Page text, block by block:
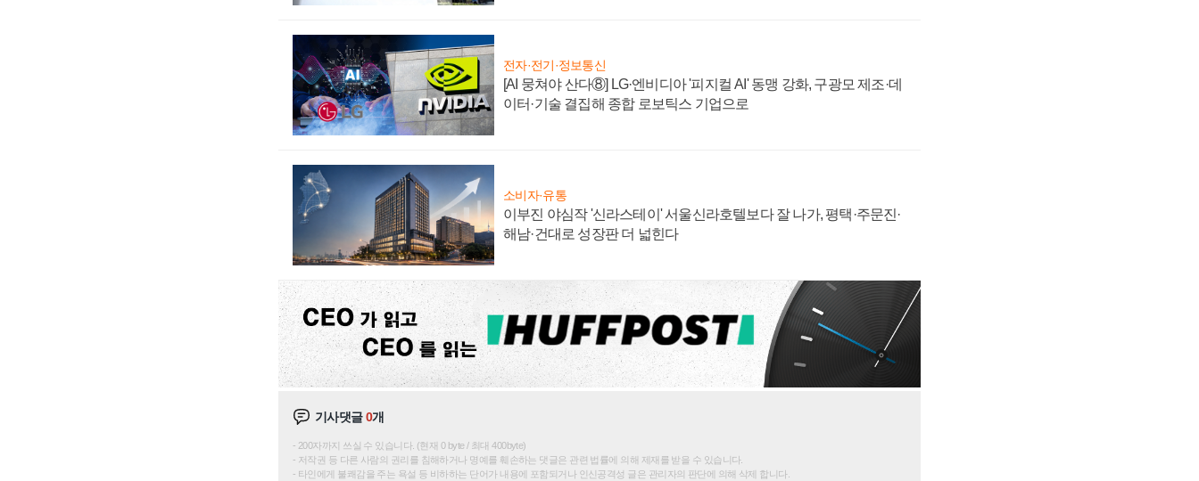
전자·전기·정보통신
[AI 뭉쳐야 산다⑧] LG·엔비디아 '피지컬 AI' 동맹 강화, 구광모 제조·데
이터·기술 결집해 종합 로보틱스 기업으로
소비자·유통
이부진 야심작 '신라스테이' 서울신라호텔보다 잘 나가, 평택·주문진·
해남·건대로 성장판 더 넓힌다
기사댓글0개
200자까지 쓰실 수 있습니다. (현재 0 byte / 최대 400byte)
저작권 등 다른 사람의 권리를 침해하거나 명예를 훼손하는 댓글은 관련 법률에 의해 제재를 받을 수 있습니다.
타인에게 불쾌감을 주는 욕설 등 비하하는 단어가 내용에 포함되거나 인신공격성 글은 관리자의 판단에 의해 삭제 합니다.